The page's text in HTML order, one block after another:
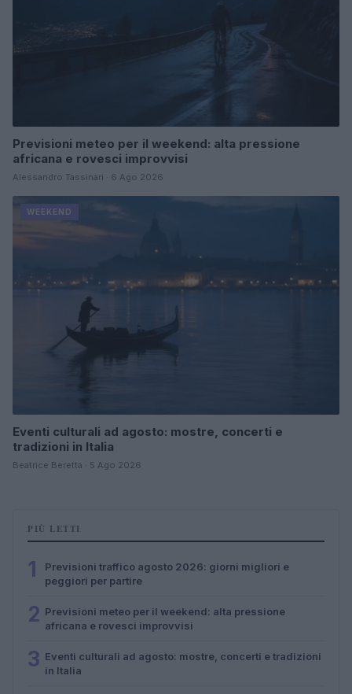
Previsioni meteo per il weekend: alta pressione
africana e rovesci improvvisi
Alessandro Tassinari · 6 Ago 2026
WEEKEND
Eventi culturali ad agosto: mostre, concerti e
tradizioni in Italia
Beatrice Beretta · 5 Ago 2026
PIÙ LETTI
1
Previsioni traffico agosto 2026: giorni migliori e
peggiori per partire
2 Previsioni meteo per il weekend: alta pressione
africana e rovesci improvvisi
3 Eventi culturali ad agosto: mostre, concerti e tradizioni
in Italia